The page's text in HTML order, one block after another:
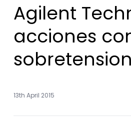
Agilent
acciones
13th April 2015